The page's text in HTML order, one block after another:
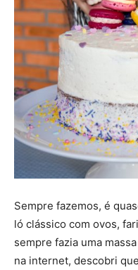
Sempre fazemos, é
ló clássico com ovos,
sempre fazia uma
na internet, descobri